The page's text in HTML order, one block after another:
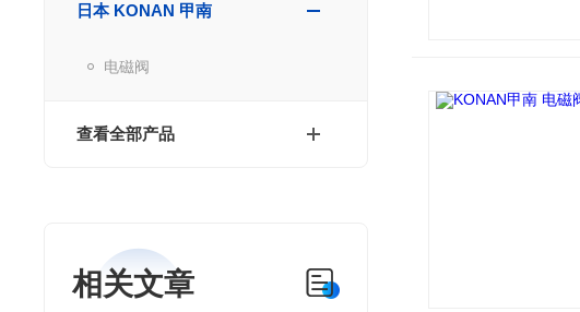
日本 KONAN 甲南
电磁阀
查看全部产品
相关文章